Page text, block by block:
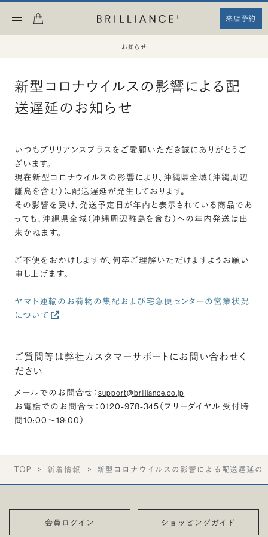
来店予約
お知らせ
新型コロナウイルスの影響による配
送遅延のお知らせ
いつもブリリアンスプラスをご愛顧いただき誠にありがとうご
ざいます。
現在新型コロナウイルスの影響により、沖縄県全域（沖縄周辺
離島を含む）に配送遅延が発生しております。
その影響を受け、発送予定日が年内と表示されている商品であ
っても、沖縄県全域（沖縄周辺離島を含む）への年内発送は出
来かねます。
ご不便をおかけしますが、何卒ご理解いただけますようお願い
申し上げます。
ヤマト運輸のお荷物の集配および宅急便センターの営業状況
について
ご質問等は弊社カスタマーサポートにお問い合わせく
ださい
メールでのお問合せ ： support@brilliance.co.jp
お電話でのお問合せ ：0120-978-345（フリーダイヤル 受付時
間10:00～19:00）
TOP 新着情報 新型コロナウイルスの影響による配送遅延の
会員ログイン ショッピングガイド